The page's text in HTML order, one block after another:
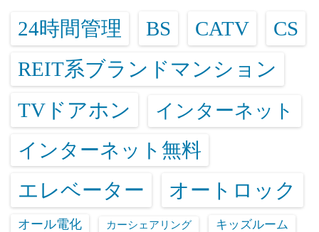
24時間管理 BS CATV CS
REIT系ブランドマンション
TVドアホン インターネット
インターネット無料
エレベーター オートロック
オール電化 カーシェアリング キッズルーム